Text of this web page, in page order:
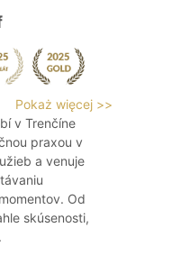
Pokaż więcej >>
v Trenčíne
praxou v
a venuje
Od
skúsenosti,